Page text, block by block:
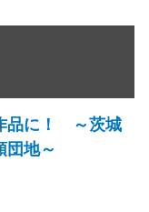
品に！ ～茨城
地～